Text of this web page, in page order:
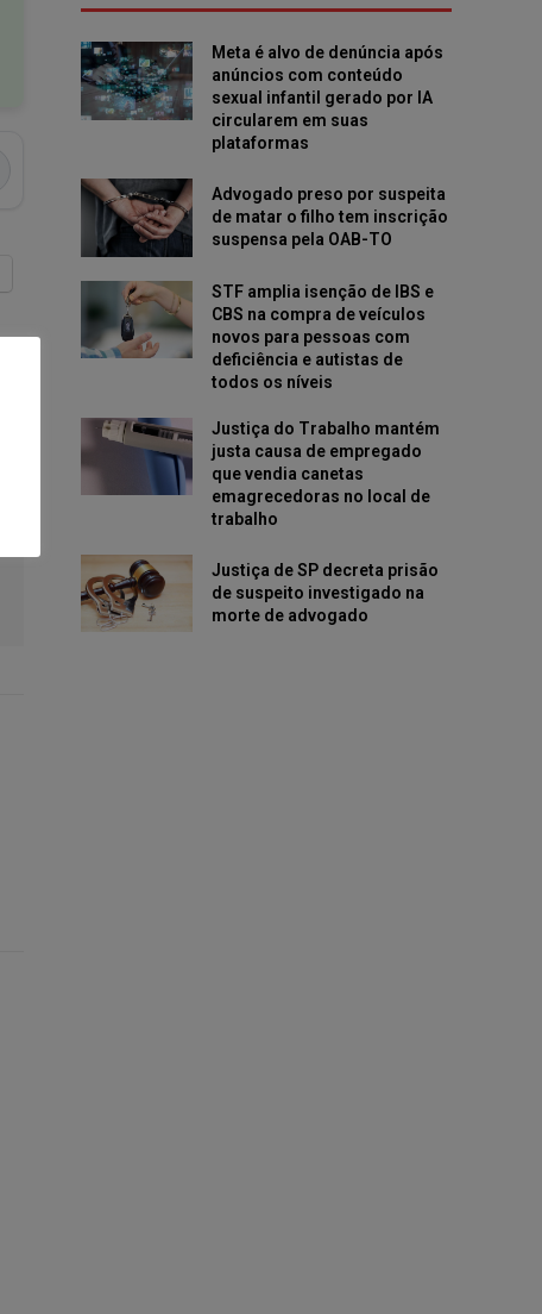
Meta é alvo de denúncia após
anúncios com conteúdo
sexual infantil gerado por IA
circularem em suas
plataformas
Advogado preso por suspeita
de matar o filho tem inscrição
suspensa pela OAB-TO
STF amplia isenção de IBS e
CBS na compra de veículos
novos para pessoas com
deficiência e autistas de
todos os níveis
Justiça do Trabalho mantém
justa causa de empregado
que vendia canetas
emagrecedoras no local de
trabalho
Justiça de SP decreta prisão
de suspeito investigado na
morte de advogado